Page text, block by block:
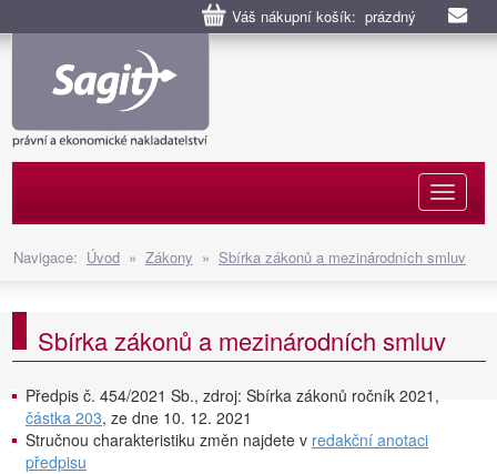
Váš nákupní košík: prázdný
Navigace: Úvod » Zákony » Sbírka zákonů a mezinárodních smluv
Sbírka zákonů a mezinárodních smluv
Předpis č. 454/2021 Sb., zdroj: Sbírka zákonů ročník 2021,
částka 203, ze dne 10. 12. 2021
Stručnou charakteristiku změn najdete v redakční anotaci
předpisu